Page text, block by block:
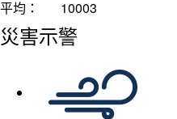
平均：
10003
災害示警